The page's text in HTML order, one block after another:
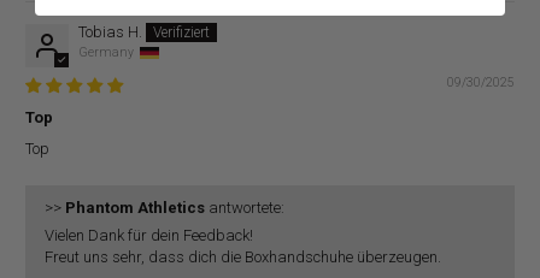
Tobias H.
Germany
09/30/2025
Top
Top
>> Phantom Athletics antwortete:
Vielen Dank für dein Feedback!
Freut uns sehr, dass dich die Boxhandschuhe überzeugen.